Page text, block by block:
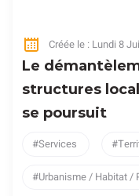
Créée le : Lundi 8
Le
structures
se poursuit
Services
Urbanisme / Habitat /